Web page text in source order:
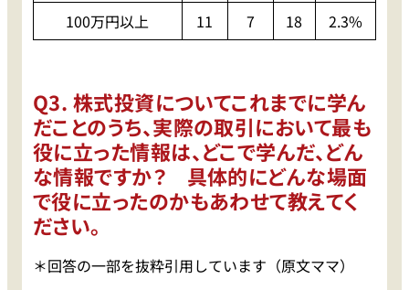
100万円以上
11 7 18 2.3%
Q3. 株式投資についてこれまでに学ん
だことのうち、実際の取引において最も
役に立った情報は、どこで学んだ、どん
な情報ですか？ 具体的にどんな場面
で役に立ったのかもあわせて教えてく
ださい。
＊回答の一部を抜粋引用しています（原文ママ）